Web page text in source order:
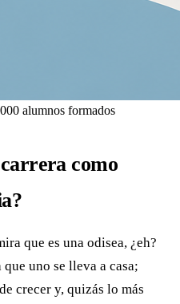
alumnos formados
como
que es una odisea, ¿eh?
uno se lleva a casa;
crecer y, quizás lo más